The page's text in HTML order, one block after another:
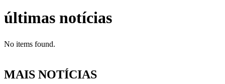
últimas notícias
No items found.
MAIS NOTÍCIAS